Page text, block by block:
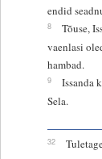
endid
8
Tõuse,
vaenlasi
hambad.
9
Issanda
Sela.
32